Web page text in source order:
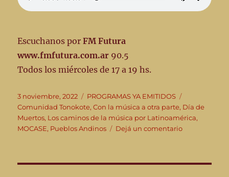
Escuchanos porFM Futura
www.fmfutura.com.ar 90.5
Todos los miércoles de 17 a 19 hs.
Publicado
el
3 noviembre, 2022 Categorías
PROGRAMAS YA EMITIDOS
Comunidad Tonokote,Con la música a otra parte, Día de
Muertos, Los caminos de la música por Latinoamérica,
MOCASE, Pueblos Andinos Dejá un comentarioen